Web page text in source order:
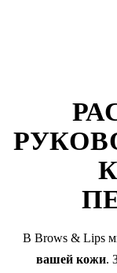
В Brows & Lips
вашей кожи.